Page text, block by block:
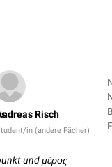
Risch
in (andere Fächer)
und μέρος